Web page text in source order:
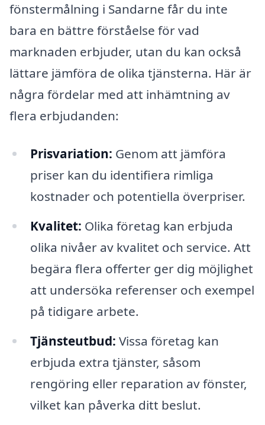
fönstermålning i Sandarne får du inte
bara en bättre förståelse för vad
marknaden erbjuder, utan du kan också
lättare jämföra de olika tjänsterna. Här är
några fördelar med att inhämtning av
flera erbjudanden:
Prisvariation: Genom att jämföra
priser kan du identifiera rimliga
kostnader och potentiella överpriser.
Kvalitet: Olika företag kan erbjuda
olika nivåer av kvalitet och service. Att
begära flera offerter ger dig möjlighet
att undersöka referenser och exempel
på tidigare arbete.
Tjänsteutbud: Vissa företag kan
erbjuda extra tjänster, såsom
rengöring eller reparation av fönster,
vilket kan påverka ditt beslut.